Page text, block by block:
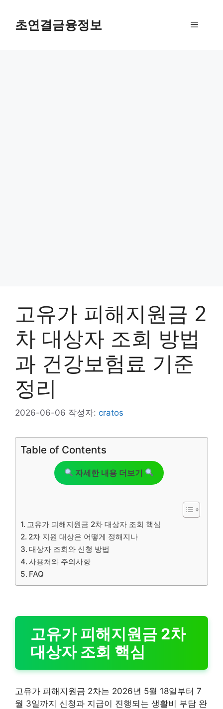
초연결금융정보 메
고유가 피해지원금 2
차 대상자 조회 방법
과 건강보험료 기준
정리
2026-06-06 작성자: cratos
Table of Contents
자세한 내용 더보기
고유가 피해지원금 2차 대상자 조회 핵심
2차 지원 대상은 어떻게 정해지나
대상자 조회와 신청 방법
사용처와 주의사항
FAQ
고유가 피해지원금 2차
대상자 조회 핵심
고유가 피해지원금 2차는 2026년 5월 18일부터 7
월 3일까지 신청과 지급이 진행되는 생활비 부담 완